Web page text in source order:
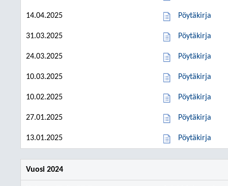
14.04.2025 Pöytäkirja
31.03.2025 Pöytäkirja
24.03.2025 Pöytäkirja
10.03.2025 Pöytäkirja
10.02.2025 Pöytäkirja
27.01.2025 Pöytäkirja
13.01.2025 Pöytäkirja
Vuosi 2024